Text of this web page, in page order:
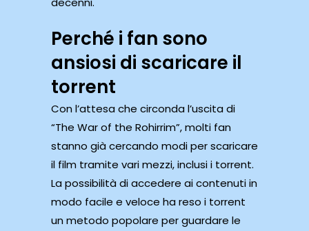
Perché i fan sono
ansiosi di scaricare il
torrent
Con l’attesa che circonda l’uscita di
“The War of the Rohirrim”, molti fan
stanno già cercando modi per scaricare
il film tramite vari mezzi, inclusi i torrent.
La possibilità di accedere ai contenuti in
modo facile e veloce ha reso i torrent
un metodo popolare per guardare le